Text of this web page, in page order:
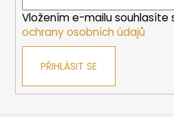
16
212
Kč
Vložením e-mailu souhlasíte
ochrany osobních údajů
PŘIHLÁSIT SE